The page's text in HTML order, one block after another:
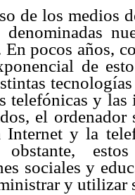
de los medios
denominadas
En pocos años,
de
telefónicas y
el
Internet y la
sociales y
y utilizar